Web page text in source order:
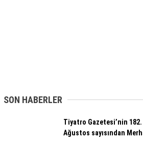
SON HABERLER
Tiyatro Gazetesi’nin 182.
Ağustos sayısından